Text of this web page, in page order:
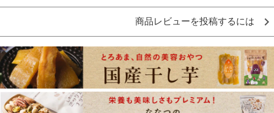
商品レビューを投稿するには